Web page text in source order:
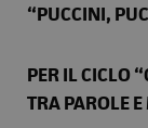
“PUCCINI,
PER IL CICLO
TRA PAROLE